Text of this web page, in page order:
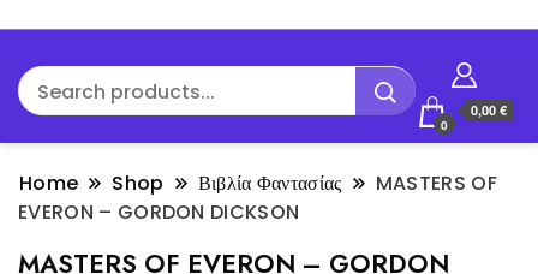
0
0,00 €
Home Shop Βιβλία Φαντασίας
MASTERS OF
EVERON – GORDON DICKSON
MASTERS OF EVERON – GORDON